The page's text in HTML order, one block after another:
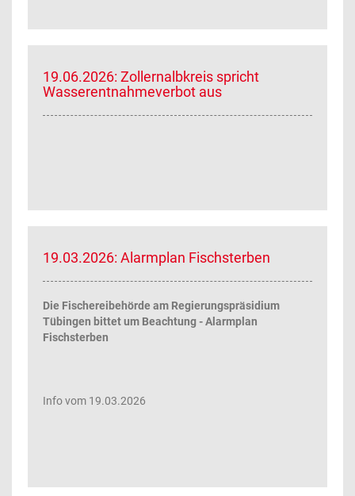
19.06.2026: Zollernalbkreis spricht
Wasserentnahmeverbot aus
19.03.2026: Alarmplan Fischsterben
Die Fischereibehörde am Regierungspräsidium
Tübingen bittet um Beachtung - Alarmplan
Fischsterben
Info vom 19.03.2026